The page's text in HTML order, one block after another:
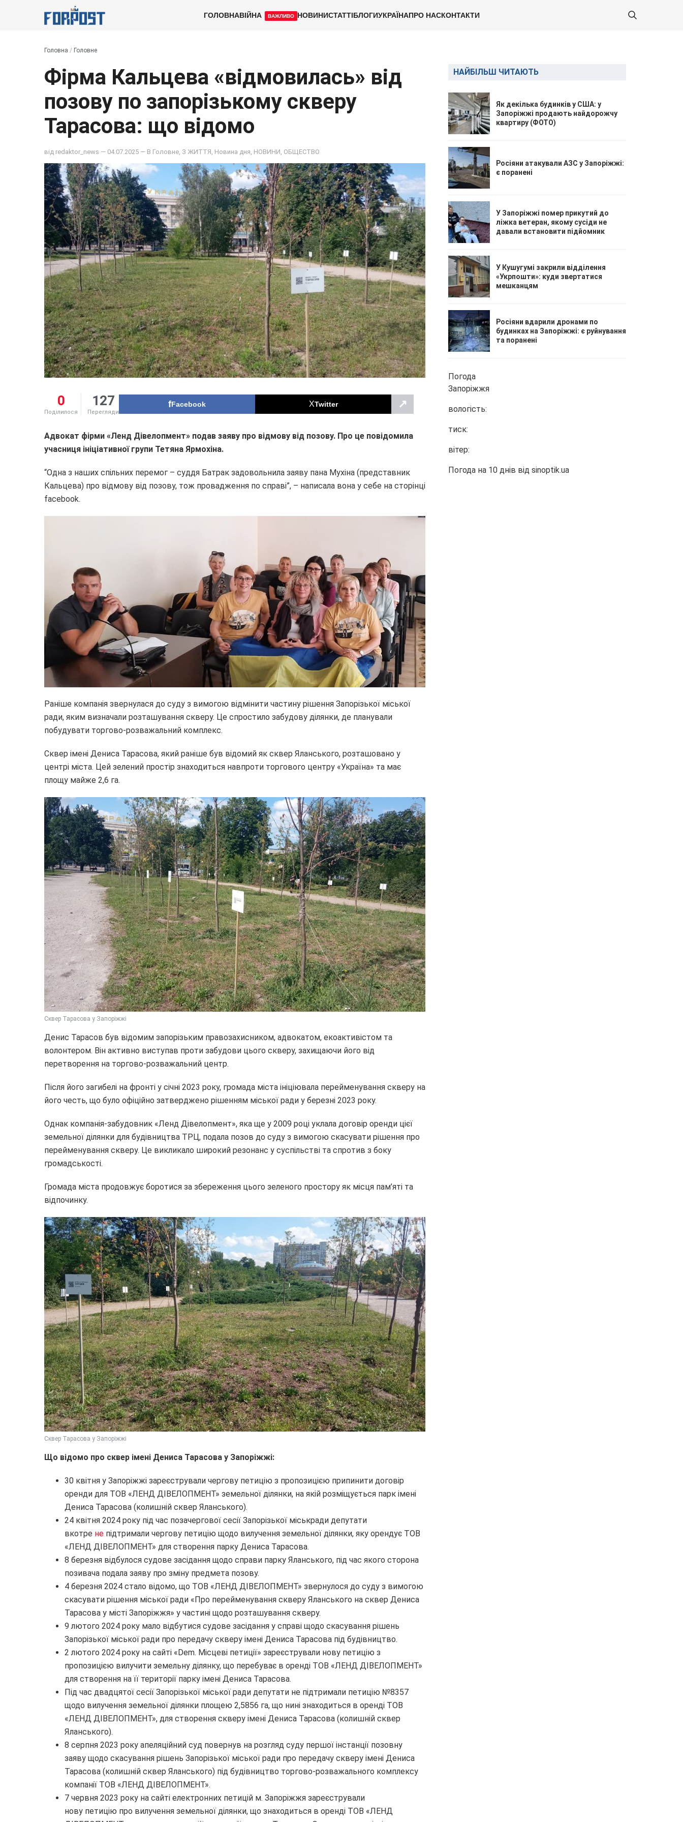
ГОЛОВНАВІЙНА ВАЖЛИВО НОВИНИСТАТТІБЛОГИУКРАЇНАПРО НАСКОНТАКТИ
Головна / Головне
Фірма Кальцева «відмовилась» від
позову по запорізькому скверу
Тарасова: що відомо
від redaktor_news — 04.07.2025 — В Головне З ЖИТТЯ Новина дня НОВИНИ ОБЩЕСТВО
0
Поділилося
127
Перегляди
Facebook Twitter ↗
Адвокат фірми «Ленд Дівелопмент» подав заяву про відмову від позову. Про це повідомила
учасниця ініціативної групи Тетяна Ярмохіна.
“Одна з наших спільних перемог – суддя Батрак задовольнила заяву пана Мухіна (представник
Кальцева) про відмову від позову, тож провадження по справі”, – написала вона у себе на сторінці
facebook.
Раніше компанія звернулася до суду з вимогою відмінити частину рішення Запорізької міської
ради, яким визначали розташування скверу. Це спростило забудову ділянки, де планували
побудувати торгово-розважальний комплекс.
Сквер імені Дениса Тарасова, який раніше був відомий як сквер Яланського, розташовано у
центрі міста. Цей зелений простір знаходиться навпроти торгового центру «Україна» та має
площу майже 2,6 га.
Сквер Тарасова у Запоріжжі
Денис Тарасов був відомим запорізьким правозахисником, адвокатом, екоактивістом та
волонтером. Він активно виступав проти забудови цього скверу, захищаючи його від
перетворення на торгово-розважальний центр.
Після його загибелі на фронті у січні 2023 року, громада міста ініціювала перейменування скверу на
його честь, що було офіційно затверджено рішенням міської ради у березні 2023 року.
Однак компанія-забудовник «Ленд Дівелопмент», яка ще у 2009 році уклала договір оренди цієї
земельної ділянки для будівництва ТРЦ, подала позов до суду з вимогою скасувати рішення про
перейменування скверу. Це викликало широкий резонанс у суспільстві та спротив з боку
громадськості.
Громада міста продовжує боротися за збереження цього зеленого простору як місця пам’яті та
відпочинку.
Сквер Тарасова у Запоріжжі
Що відомо про сквер імені Дениса Тарасова у Запоріжжі:
30 квітня у Запоріжжі зареєстрували чергову петицію з пропозицією припинити договір
оренди для ТОВ «ЛЕНД ДІВЕЛОПМЕНТ» земельної ділянки, на якій розміщується парк імені
Дениса Тарасова (колишній сквер Яланського).
24 квітня 2024 року під час позачергової сесії Запорізької міськради депутати
вкотре не підтримали чергову петицію щодо вилучення земельної ділянки, яку орендує ТОВ
«ЛЕНД ДІВЕЛОПМЕНТ» для створення парку Дениса Тарасова.
8 березня відбулося судове засідання щодо справи парку Яланського, під час якого сторона
позивача подала заяву про зміну предмета позову.
4 березня 2024 стало відомо, що ТОВ «ЛЕНД ДІВЕЛОПМЕНТ» звернулося до суду з вимогою
скасувати рішення міської ради «Про перейменування скверу Яланського на сквер Дениса
Тарасова у місті Запоріжжя» у частині щодо розташування скверу.
9 лютого 2024 року мало відбутися судове засідання у справі щодо скасування рішень
Запорізької міської ради про передачу скверу імені Дениса Тарасова під будівництво.
2 лютого 2024 року на сайті «Dem. Місцеві петиції» зареєстрували нову петицію з
пропозицією вилучити земельну ділянку, що перебуває в оренді ТОВ «ЛЕНД ДІВЕЛОПМЕНТ»
для створення на її території парку імені Дениса Тарасова.
Під час двадцятої сесії Запорізької міської ради депутати не підтримали петицію №8357
щодо вилучення земельної ділянки площею 2,5856 га, що нині знаходиться в оренді ТОВ
«ЛЕНД ДІВЕЛОПМЕНТ», для створення скверу імені Дениса Тарасова (колишній сквер
Яланського).
8 серпня 2023 року апеляційний суд повернув на розгляд суду першої інстанції позовну
заяву щодо скасування рішень Запорізької міської ради про передачу скверу імені Дениса
Тарасова (колишній сквер Яланського) під будівництво торгово-розважального комплексу
компанії ТОВ «ЛЕНД ДІВЕЛОПМЕНТ».
7 червня 2023 року на сайті електронних петицій м. Запоріжжя зареєстрували
нову петицію про вилучення земельної ділянки, що знаходиться в оренді ТОВ «ЛЕНД
НАЙБІЛЬШ ЧИТАЮТЬ
Як декілька будинків у США: у
Запоріжжі продають найдорожчу
квартиру (ФОТО)
Росіяни атакували АЗС у Запоріжжі:
є поранені
У Запоріжжі помер прикутий до
ліжка ветеран, якому сусіди не
давали встановити підйомник
У Кушугумі закрили відділення
«Укрпошти»: куди звертатися
мешканцям
Росіяни вдарили дронами по
будинках на Запоріжжі: є руйнування
та поранені
Погода
Запоріжжя
вологість:
тиск:
вітер:
Погода на 10 днів від sinoptik.ua